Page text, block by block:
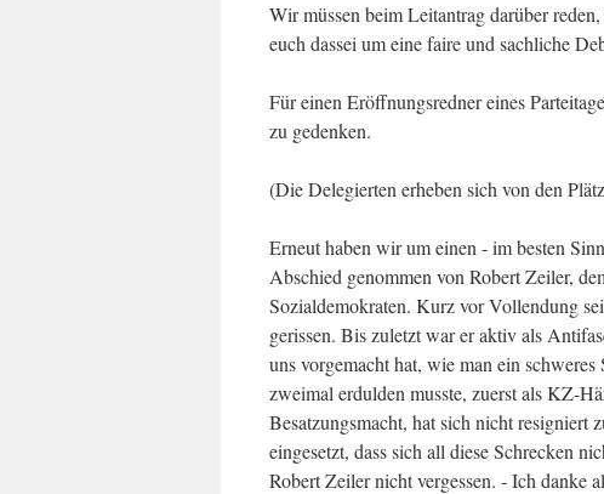
Wir müssen beim Leitantrag darüber
euch dassei um eine faire und sachliche
Für einen Eröffnungsredner eines
zu gedenken.
(Die Delegierten erheben sich von den
Erneut haben wir um einen ‑ im besten
Abschied genommen von Robert Zeiler,
Sozialdemokraten. Kurz vor Vollendung
gerissen. Bis zuletzt war er aktiv als
uns vorgemacht hat, wie man ein
zweimal erdulden musste, zuerst als
Besatzungsmacht, hat sich nicht resigniert
eingesetzt, dass sich all diese Schrecken
Robert Zeiler nicht vergessen. ‑ Ich danke